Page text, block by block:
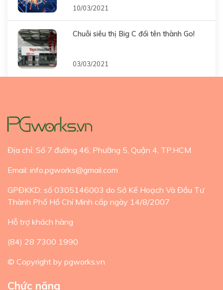
10/03/2021
Chuỗi siêu thị Big C đổi tên thành Go!
03/03/2021
Địa chỉ: Số 7 đường 46, Phường 5, Quận 4, TP.HCM
Email: info.pgworks@gmail.com
GPĐKKD: số 0305146003 do Sở Kế Hoạch Và Đầu Tư
Thành Phố Hồ Chí Minh cấp ngày 14/8/2007
Hỗ trợ khách hàng
(84) 28 7300 1990
© Copyright by pgworks.vn
Chức năng